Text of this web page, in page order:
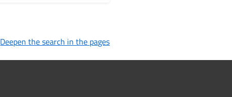
Deepen the search in the pages